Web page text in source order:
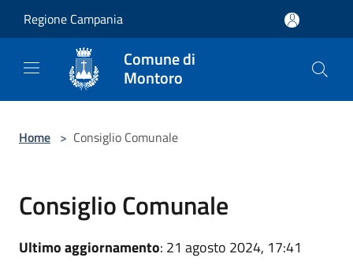
Regione Campania
Comune di
Montoro
Home > Consiglio Comunale
Consiglio Comunale
Ultimo aggiornamento: 21 agosto 2024, 17:41